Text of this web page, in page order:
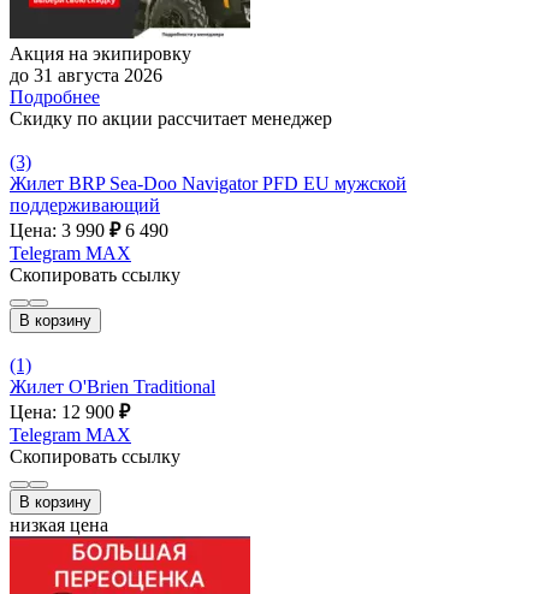
Акция на экипировку
до 31 августа 2026
Подробнее
Скидку по акции рассчитает менеджер
(3)
Жилет BRP Sea-Doo Navigator PFD EU мужской
поддерживающий
Цена: 3 990 ₽ 6 490
Telegram MAX
Скопировать ссылку
В корзину
(1)
Жилет O'Brien Traditional
Цена: 12 900 ₽
Telegram MAX
Скопировать ссылку
В корзину
низкая цена